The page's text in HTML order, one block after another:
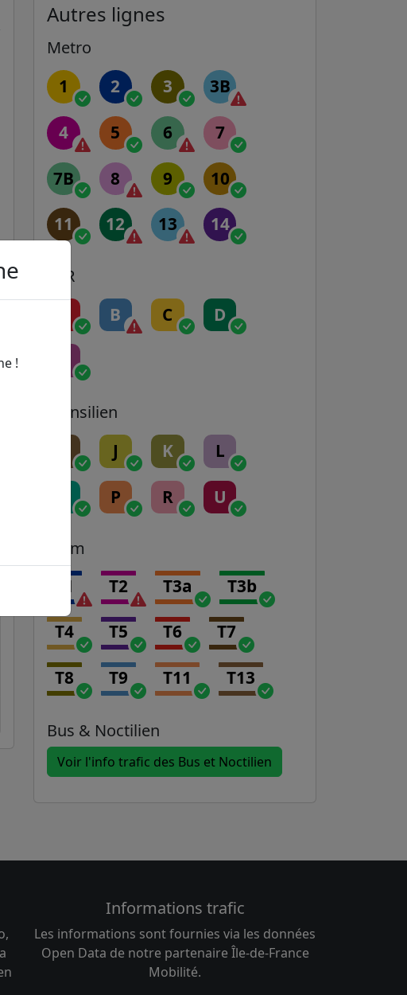
Autres lignes
Metro
1 2 3 3B
4 5 6 7
7B 8 9 10
11 12 13 14
RER
B C D
Transilien
J K L
P R U
Tram
T1 T2 T3a T3b
T4 T5 T6 T7
T8 T9 T11 T13
Bus & Noctilien
Voir l'info trafic des Bus et Noctilien
Informations trafic
Les informations sont fournies via les données
Open Data de notre partenaire Île-de-France
Mobilité.
!